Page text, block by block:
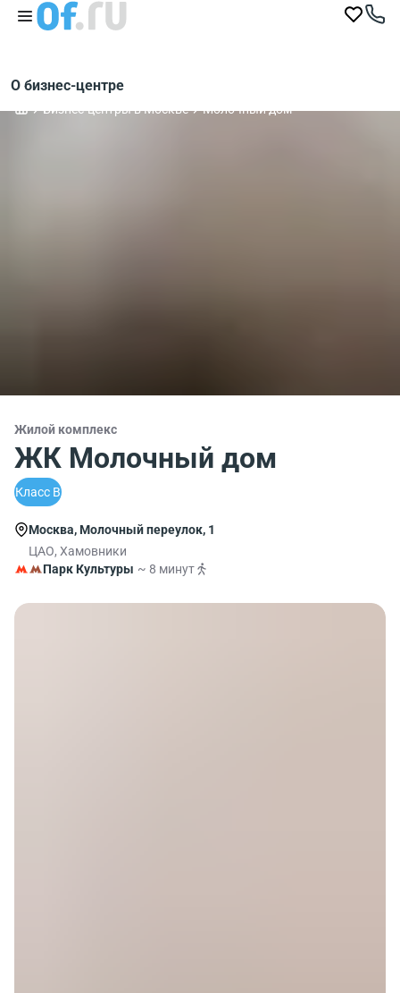
О бизнес-центре
Бизнес-центры в Москве Молочный дом
Жилой комплекс
ЖК Молочный дом
Класс B
Москва, Молочный переулок, 1
ЦАО, Хамовники
Парк Культуры ~ 8 минут